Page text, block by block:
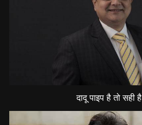
दादू पाइप है तो सही है